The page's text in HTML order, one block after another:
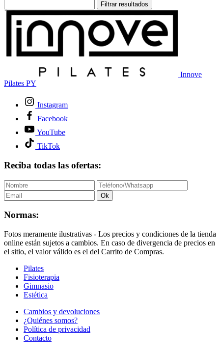
Filtrar resultados
Innove
Pilates PY
Instagram
Facebook
YouTube
TikTok
Reciba todas las ofertas:
Ok
Normas:
Fotos meramente ilustrativas - Los precios y condiciones de la tienda
online están sujetos a cambios. En caso de divergencia de precios en
el sitio, el valor válido es el del Carrito de Compras.
Pilates
Fisioterapia
Gimnasio
Estética
Cambios y devoluciones
¿Quiénes somos?
Política de privacidad
Contacto